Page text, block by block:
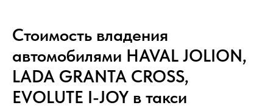
Стоимость владения
автомобилями HAVAL JOLION,
LADA GRANTA CROSS,
EVOLUTE I-JOY в такси